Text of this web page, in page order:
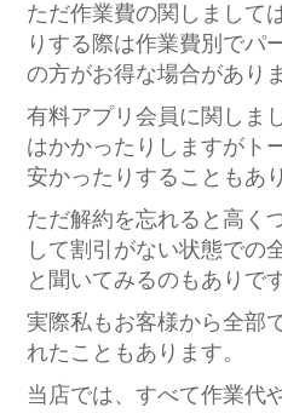
ただ作業費の関しまして
りする際は作業費別でパ
の方がお得な場合があり
有料アプリ会員に関しま
はかかったりしますがト
安かったりすることもあ
ただ解約を忘れると高く
して割引がない状態での
と聞いてみるのもありで
実際私もお客様から全部
れたこともあります。
当店では、すべて作業代